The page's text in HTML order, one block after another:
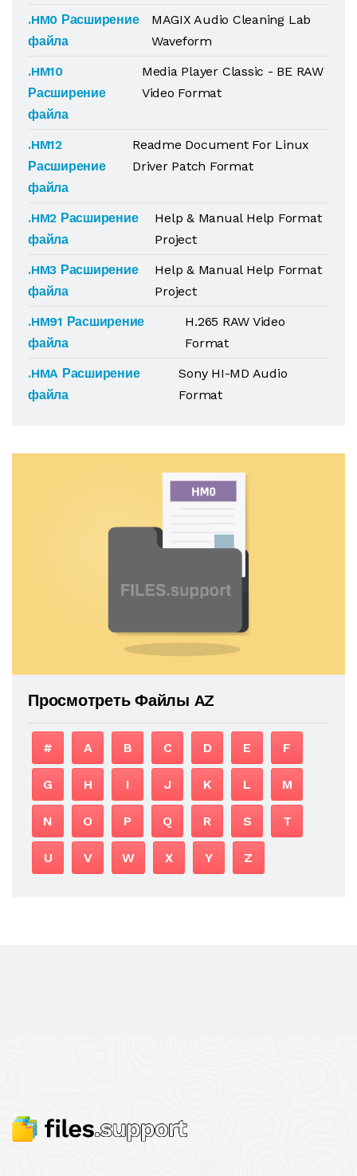
.HM0 Расширение
файла
MAGIX Audio Cleaning Lab
Waveform
.HM10
Расширение
файла
Media Player Classic - BE RAW
Video Format
.HM12
Расширение
файла
Readme Document For Linux
Driver Patch Format
.HM2 Расширение
файла
Help & Manual Help Format
Project
.HM3 Расширение
файла
Help & Manual Help Format
Project
.HM91 Расширение
файла
H.265 RAW Video
Format
.HMA Расширение
файла
Sony HI-MD Audio
Format
Просмотреть Файлы AZ
# A B C D E F
G H I J K L M
N O P Q R S T
U V W X Y Z